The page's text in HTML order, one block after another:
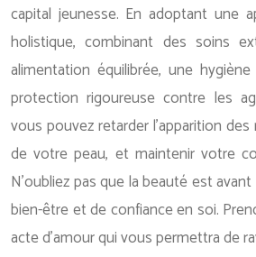
capital jeunesse. En adoptant une
holistique, combinant des soins
alimentation équilibrée, une
protection rigoureuse contre les
vous pouvez retarder l’apparition des
de votre peau, et maintenir votre
N’oubliez pas que la beauté est
bien-être et de confiance en soi.
acte d’amour qui vous permettra de